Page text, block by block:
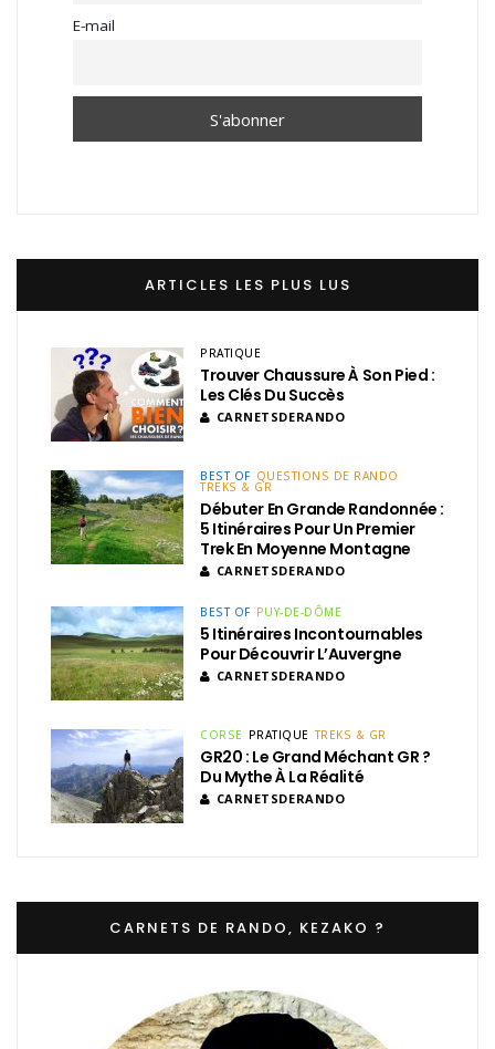
E-mail
ARTICLES LES PLUS LUS
PRATIQUE
Trouver Chaussure À Son Pied :
Les Clés Du Succès
CARNETSDERANDO
BEST OF QUESTIONS DE RANDO
TREKS & GR
Débuter En Grande Randonnée :
5 Itinéraires Pour Un Premier
Trek En Moyenne Montagne
CARNETSDERANDO
BEST OF PUY-DE-DÔME
5 Itinéraires Incontournables
Pour Découvrir L’Auvergne
CARNETSDERANDO
CORSE PRATIQUE TREKS & GR
GR20 : Le Grand Méchant GR ?
Du Mythe À La Réalité
CARNETSDERANDO
CARNETS DE RANDO, KEZAKO ?